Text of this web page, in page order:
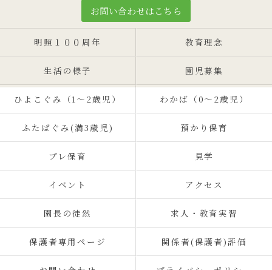
お問い合わせはこちら
明照１００周年 教育理念
生活の様子 園児募集
ひよこぐみ（1〜2歳児） わかば（0～2歳児）
ふたばぐみ(満3歳児) 預かり保育
プレ保育 見学
イベント アクセス
園長の徒然 求人・教育実習
保護者専用ページ 関係者(保護者)評価